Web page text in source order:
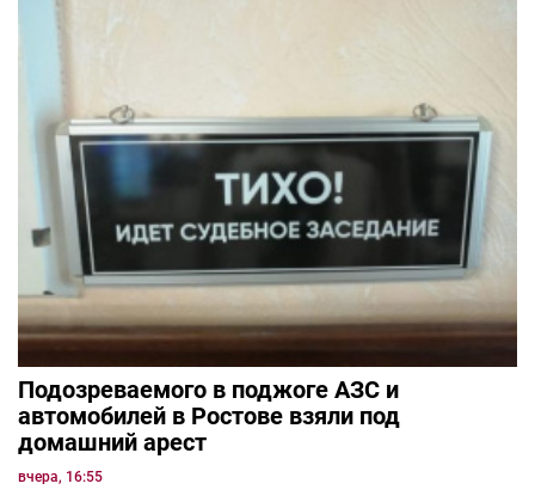
Подозреваемого в поджоге АЗС и
автомобилей в Ростове взяли под
домашний арест
вчера, 16:55